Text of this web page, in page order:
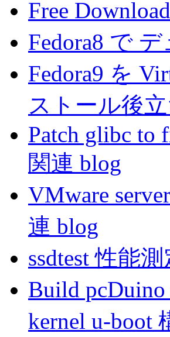
Free
Fedora8 で
Fedora9 を
ストール後
Patch glibc to
関連 blog
VMware
連 blog
ssdtest 性能
Build pcDuino
kernel u-boot